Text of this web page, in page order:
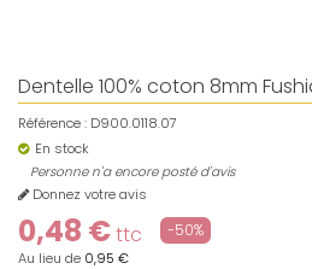
Dentelle 100% coton 8mm
Référence : D900.0118.07
En stock
Personne n'a encore posté d'avis
Donnez votre avis
0,48 €ttc -50%
Au lieu de 0,95 €